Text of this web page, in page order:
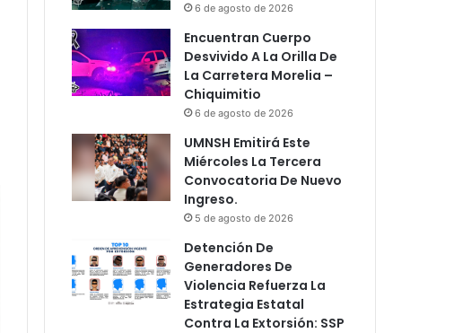
6 de agosto de 2026
Encuentran Cuerpo
Desvivido A La Orilla De
La Carretera Morelia –
Chiquimitio
6 de agosto de 2026
UMNSH Emitirá Este
Miércoles La Tercera
Convocatoria De Nuevo
Ingreso.
5 de agosto de 2026
Detención De
Generadores De
Violencia Refuerza La
Estrategia Estatal
Contra La Extorsión: SSP